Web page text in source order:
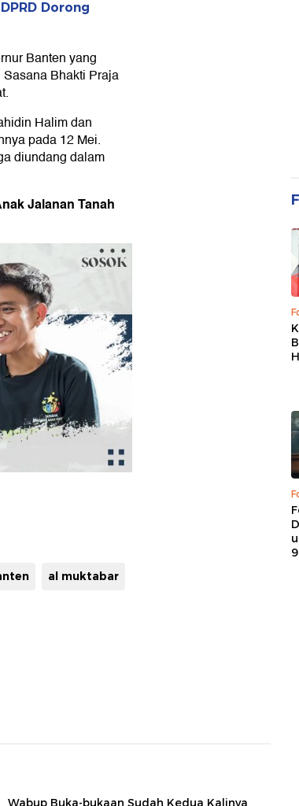
Dorong
Banten yang
Bhakti Praja
Halim dan
pada 12 Mei.
diundang dalam
Jalanan Tanah
al muktabar
Wabup Buka-bukaan Sudah Kedua Kalinya
9